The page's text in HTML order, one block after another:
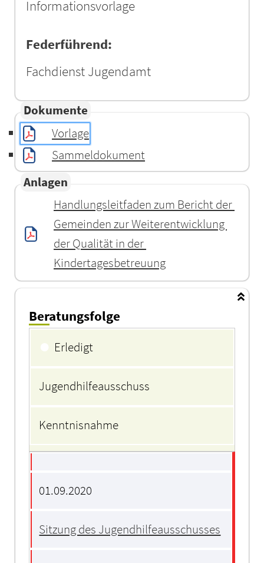
Informationsvorlage
Federführend:
Fachdienst Jugendamt
Dokumente
Vorlage
Sammeldokument
Anlagen
Handlungsleitfaden zum Bericht der
Gemeinden zur Weiterentwicklung
der Qualität in der
Kindertagesbetreuung
Beratungsfolge
● Erledigt
Jugendhilfeausschuss
Kenntnisnahme
01.09.2020
Sitzung des Jugendhilfeausschusses